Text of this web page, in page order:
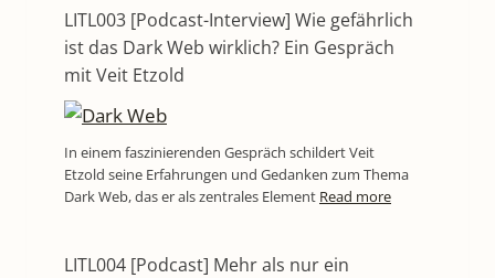
LITL003 [Podcast-Interview] Wie gefährlich
ist das Dark Web wirklich? Ein Gespräch
mit Veit Etzold
In einem faszinierenden Gespräch schildert Veit
Etzold seine Erfahrungen und Gedanken zum Thema
Dark Web, das er als zentrales Element Read more
LITL004 [Podcast] Mehr als nur ein